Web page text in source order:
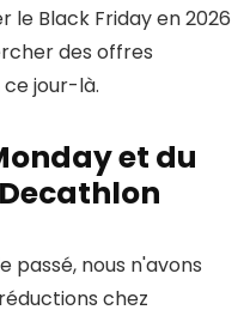
le Black Friday en 2026
des offres
jour-là.
et du
passé, nous n'avons
chez